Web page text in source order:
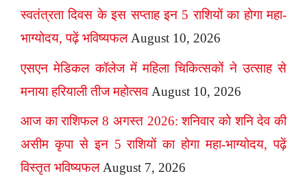
स्वतंत्रता दिवस के इस सप्ताह इन 5 राशियों का होगा महा-
भाग्योदय, पढ़ें भविष्यफल August 10, 2026
एसएन मेडिकल कॉलेज में महिला चिकित्सकों ने उत्साह से
मनाया हरियाली तीज महोत्सव August 10, 2026
आज का राशिफल 8 अगस्त 2026: शनिवार को शनि देव की
असीम कृपा से इन 5 राशियों का होगा महा-भाग्योदय, पढ़ें
विस्तृत भविष्यफल August 7, 2026